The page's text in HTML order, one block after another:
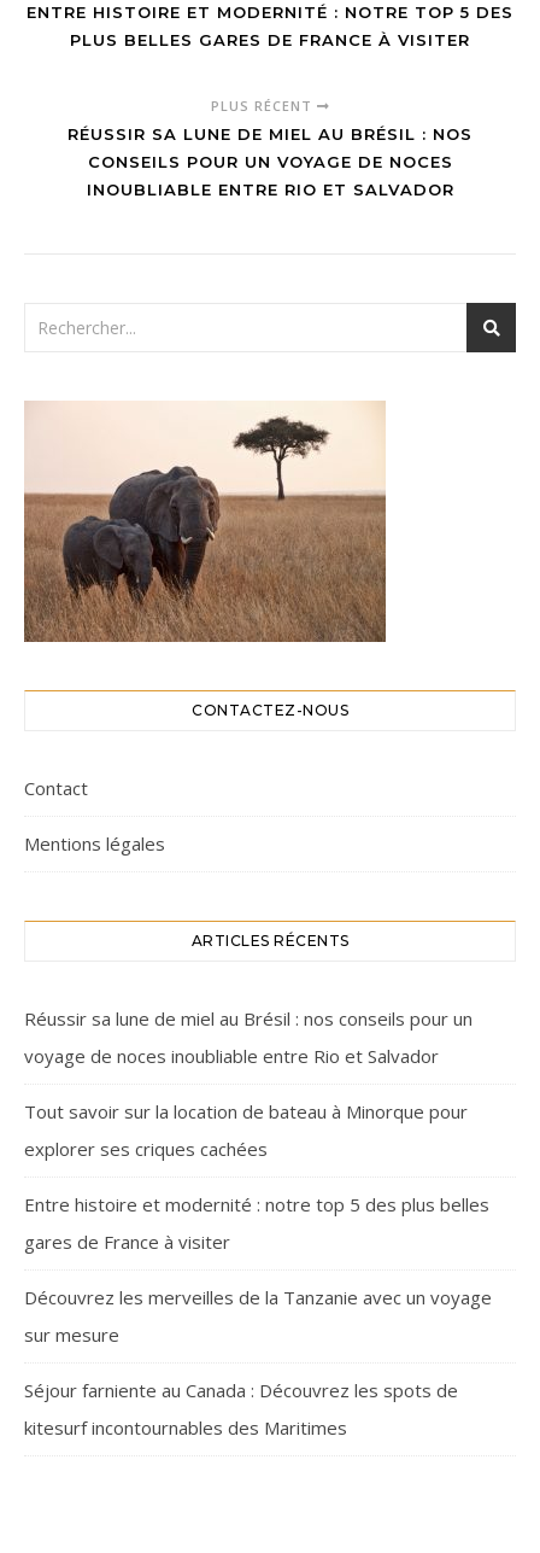
ENTRE HISTOIRE ET MODERNITÉ : NOTRE TOP 5 DES
PLUS BELLES GARES DE FRANCE À VISITER
PLUS RÉCENT
RÉUSSIR SA LUNE DE MIEL AU BRÉSIL : NOS
CONSEILS POUR UN VOYAGE DE NOCES
INOUBLIABLE ENTRE RIO ET SALVADOR
CONTACTEZ-NOUS
Contact
Mentions légales
ARTICLES RÉCENTS
Réussir sa lune de miel au Brésil : nos conseils pour un
voyage de noces inoubliable entre Rio et Salvador
Tout savoir sur la location de bateau à Minorque pour
explorer ses criques cachées
Entre histoire et modernité : notre top 5 des plus belles
gares de France à visiter
Découvrez les merveilles de la Tanzanie avec un voyage
sur mesure
Séjour farniente au Canada : Découvrez les spots de
kitesurf incontournables des Maritimes